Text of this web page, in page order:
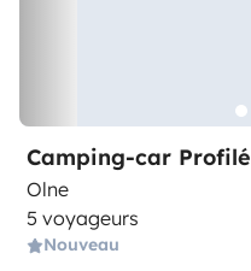
Camping-car Profilé
Olne
5 voyageurs
Nouveau